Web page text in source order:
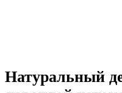
Натуральный